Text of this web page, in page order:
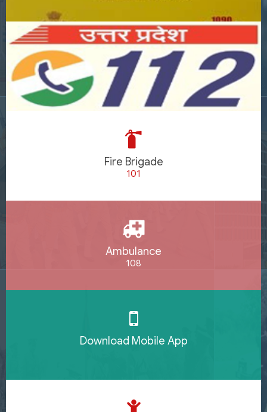
Fire Brigade
101
Ambulance
108
Download Mobile App